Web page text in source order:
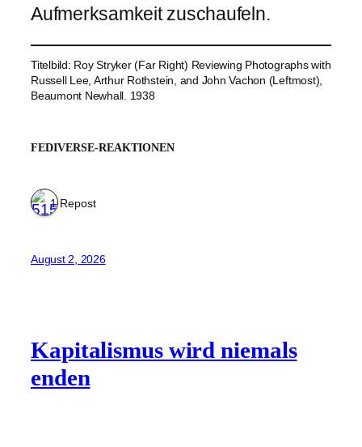
Aufmerksamkeit zuschaufeln.
Titelbild: Roy Stryker (Far Right) Reviewing Photographs with
Russell Lee, Arthur Rothstein, and John Vachon (Leftmost),
Beaumont Newhall. 1938
FEDIVERSE-REAKTIONEN
1 Repost
August 2, 2026
Kapitalismus wird niemals
enden